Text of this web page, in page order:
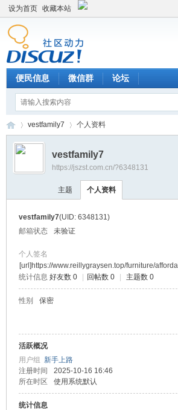
设为首页 收藏本站
便民信息 微信群 论坛
›
vestfamily7 个人资料
vestfamily7
https://jszst.com.cn/?6348131
主题 个人资料
vestfamily7(UID: 6348131)
邮箱状态
未验证
个人签名
[url]https://www.reillygraysen.top/furniture/
统计信息 好友数 0 回帖数 0 主题数 0
性别 保密
活跃概况
用户组 新手上路
注册时间
2025-10-16 16:46
所在时区
使用系统默认
统计信息